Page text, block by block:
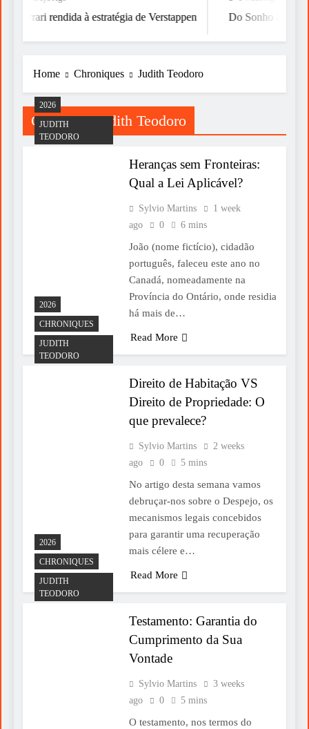
Ferrari rendida à estratégia de Verstappen Do Sonho à Vitória
Home Chroniques Judith Teodoro
Category:Judith Teodoro
2026
JUDITH
TEODORO
Heranças sem Fronteiras:
Qual a Lei Aplicável?
Sylvio Martins
1 week
ago
0 6 mins
João (nome fictício), cidadão
português, faleceu este ano no
Canadá, nomeadamente na
Província do Ontário, onde residia
há mais de…
Read More
2026
CHRONIQUES
JUDITH
TEODORO
Direito de Habitação VS
Direito de Propriedade: O
que prevalece?
Sylvio Martins
2 weeks
ago
0 5 mins
No artigo desta semana vamos
debruçar-nos sobre o Despejo, os
mecanismos legais concebidos
para garantir uma recuperação
mais célere e…
Read More
2026
CHRONIQUES
JUDITH
TEODORO
Testamento: Garantia do
Cumprimento da Sua
Vontade
Sylvio Martins
3 weeks
ago
0 5 mins
O testamento, nos termos do